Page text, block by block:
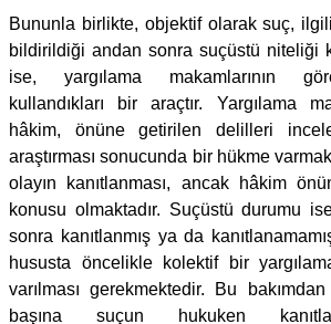
Bununla birlikte, objektif olarak suç,
bildirildiği andan sonra suçüstü niteliği
ise, yargılama makamlarının
kullandıkları bir araçtır. Yargılama
hâkim, önüne getirilen delilleri
araştırması sonucunda bir hükme
olayın kanıtlanması, ancak hâkim
konusu olmaktadır. Suçüstü durumu
sonra kanıtlanmış ya da
hususta öncelikle kolektif bir
varılması gerekmektedir. Bu
başına suçun hukuken